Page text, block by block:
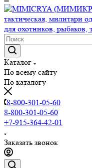
Каталог
По всему сайту
По каталогу
8-800-301-05-60
8-800-301-05-60
+7-915-364-42-01
Заказать звонок